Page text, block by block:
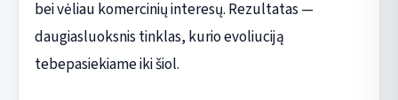
bei vėliau komercinių interesų. Rezultatas —
daugiasluoksnis tinklas, kurio evoliuciją
tebepasiekiame iki šiol.